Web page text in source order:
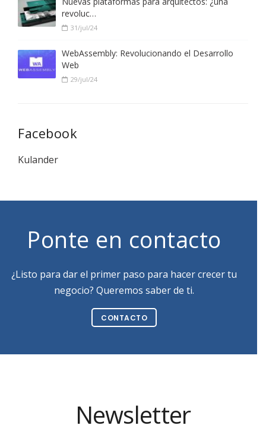
revoluc…
31/jul/24
WebAssembly: Revolucionando el Desarrollo
Web
29/jul/24
Facebook
Kulander
Ponte en contacto
¿Listo para dar el primer paso para hacer crecer tu
negocio? Queremos saber de ti.
CONTACTO
Newsletter